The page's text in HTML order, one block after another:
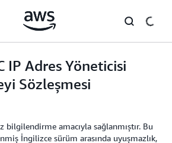
IP Adres Yöneticisi
Sözleşmesi
bilgilendirme amacıyla sağlanmıştır. Bu
İngilizce sürüm arasında uyuşmazlık,